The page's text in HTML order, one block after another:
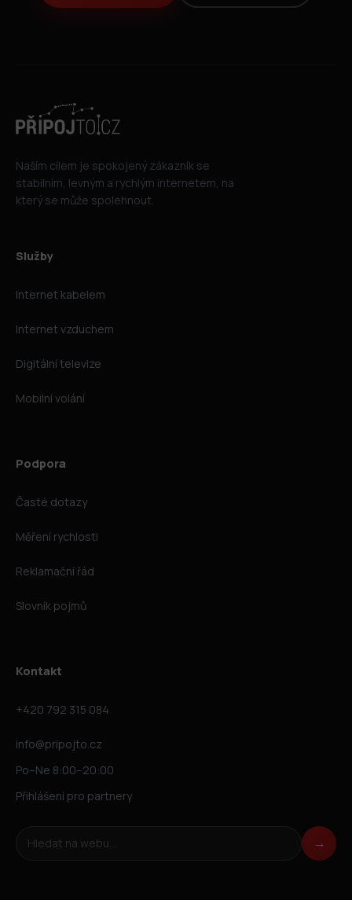
Naším cílem je spokojený zákazník se
stabilním, levným a rychlým internetem, na
který se může spolehnout.
Služby
Internet kabelem
Internet vzduchem
Digitální televize
Mobilní volání
Podpora
Časté dotazy
Měření rychlosti
Reklamační řád
Slovník pojmů
Kontakt
+420 792 315 084
info@pripojto.cz
Po–Ne 8:00–20:00
Přihlášení pro partnery
Hledat na webu →